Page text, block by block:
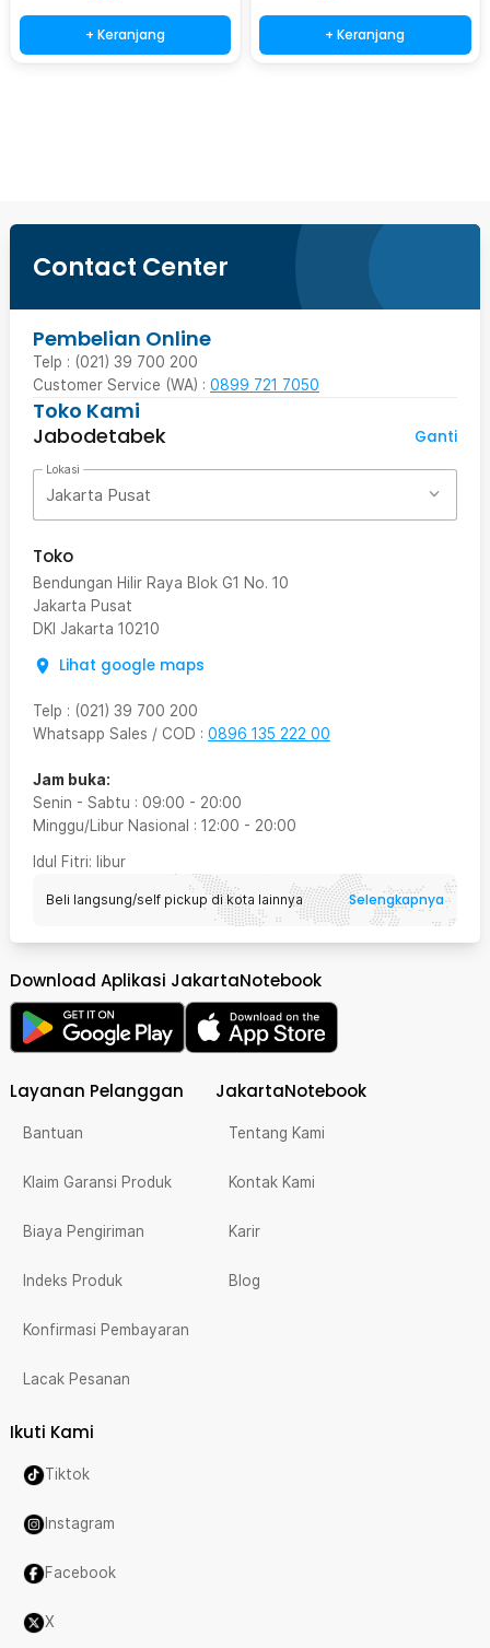
+ Keranjang + Keranjang
Contact Center
Pembelian Online
Telp : (021) 39 700 200
Customer Service (WA) : 0899 721 7050
Toko Kami
Jabodetabek
Ganti
Lokasi
Jakarta Pusat
Toko
Bendungan Hilir Raya Blok G1 No. 10
Jakarta Pusat
DKI Jakarta 10210
Lihat google maps
Telp : (021) 39 700 200
Whatsapp Sales / COD : 0896 135 222 00
Jam buka:
Senin - Sabtu : 09:00 - 20:00
Minggu/Libur Nasional : 12:00 - 20:00
Idul Fitri: libur
Beli langsung/self pickup di kota lainnya Selengkapnya
Download Aplikasi JakartaNotebook
Layanan Pelanggan
Bantuan
Klaim Garansi Produk
Biaya Pengiriman
Indeks Produk
Konfirmasi Pembayaran
Lacak Pesanan
JakartaNotebook
Tentang Kami
Kontak Kami
Karir
Blog
Ikuti Kami
Tiktok
Instagram
Facebook
X